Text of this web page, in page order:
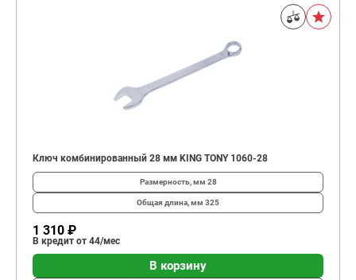
Ключ комбинированный 28 мм KING TONY 1060-28
Размерность, мм 28
Общая длина, мм 325
1 310 ₽
В кредит от 44/мес
В корзину